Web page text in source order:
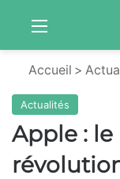
Menu
Accueil >
Actualités
Apple : le